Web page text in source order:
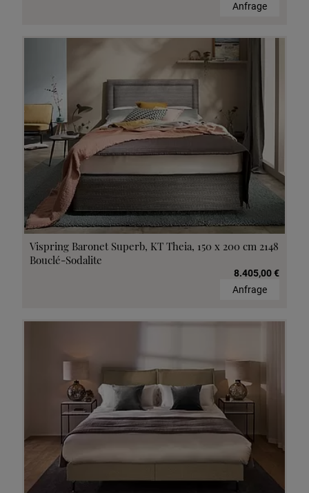
Anfrage
Vispring Baronet Superb, KT Theia, 150 x 200 cm 2148
Bouclé-Sodalite
8.405,00 €
Anfrage